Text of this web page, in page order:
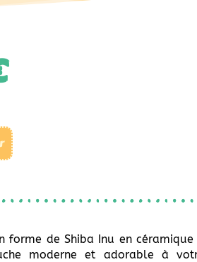
forme de Shiba Inu en céramique
moderne et adorable à